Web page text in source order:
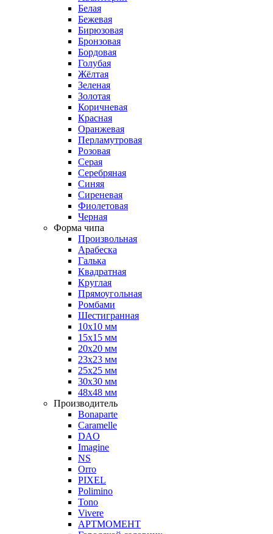
Белая
Бежевая
Бирюзовая
Бронзовая
Бордовая
Голубая
Жёлтая
Зеленая
Золотая
Коричневая
Красная
Оранжевая
Перламутровая
Розовая
Серая
Серебряная
Синяя
Сиреневая
Фиолетовая
Черная
Форма чипа
Произвольная
Арабеска
Галька
Квадратная
Круглая
Прямоугольная
Ромбами
Шестигранная
10х10 мм
15х15 мм
20х20 мм
23х23 мм
25х25 мм
30х30 мм
48х48 мм
Производитель
Bonaparte
Caramelle
DAO
Imagine
NS
Orro
PIXEL
Polimino
Tono
Vivere
АРТМОМЕНТ